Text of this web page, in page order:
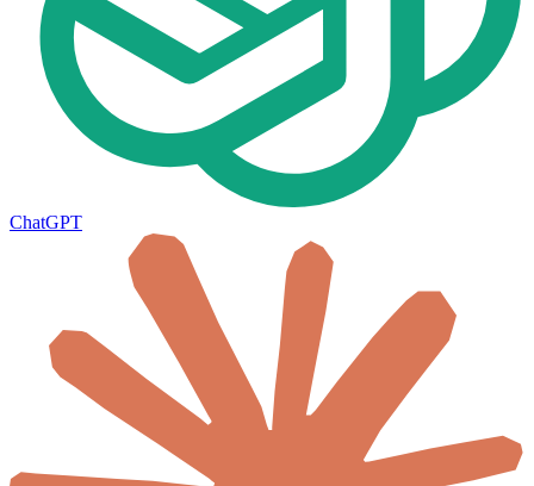
ChatGPT